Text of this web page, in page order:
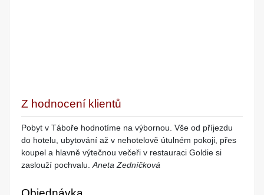
Z hodnocení klientů
Pobyt v Táboře hodnotíme na výbornou. Vše od příjezdu
do hotelu, ubytování až v nehotelově útulném pokoji, přes
koupel a hlavně výtečnou večeři v restauraci Goldie si
zaslouží pochvalu. Aneta Zedníčková